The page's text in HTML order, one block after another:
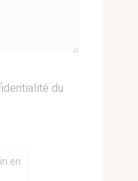
du
en